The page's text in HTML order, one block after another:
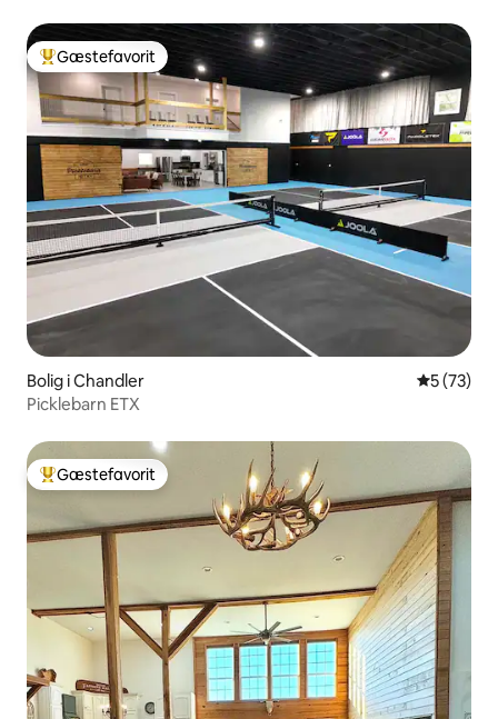
Bedste gæstefavorit
Gæstefavorit
Bolig i Chandler 5 ud af 5 i
5 (73)
Picklebarn ETX
Bedste gæstefavorit
Gæstefavorit